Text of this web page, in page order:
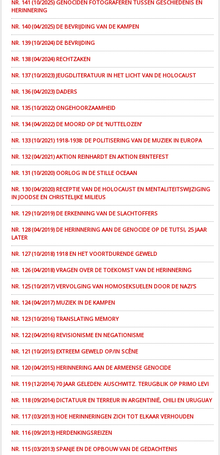
NR. 141 (10/2025) GENOCIDEN FOTOGRAFEREN TUSSEN GESCHIEDENIS EN
HERINNERING
NR. 140 (04/2025) DE BEVRIJDING VAN DE KAMPEN
NR. 139 (10/2024) DE BEVRIJDING
NR. 138 (04/2024) RECHTZAKEN
NR. 137 (10/2023) JEUGDLITERATUUR IN HET LICHT VAN DE HOLOCAUST
NR. 136 (04/2023) DADERS
NR. 135 (10/2022) ONGEHOORZAAMHEID
NR. 134 (04/2022) DE MOORD OP DE ‘NUTTELOZEN’
NR. 133 (10/2021) 1918-1938: DE POLITISERING VAN DE MUZIEK IN EUROPA
NR. 132 (04/2021) AKTION REINHARDT EN AKTION ERNTEFEST
NR. 131 (10/2020) OORLOG IN DE STILLE OCEAAN
NR. 130 (04/2020) RECEPTIE VAN DE HOLOCAUST EN MENTALITEITSWIJZIGING
IN JOODSE EN CHRISTELIJKE MILIEUS
NR. 129 (10/2019) DE ERKENNING VAN DE SLACHTOFFERS
NR. 128 (04/2019) DE HERINNERING AAN DE GENOCIDE OP DE TUTSI, 25 JAAR
LATER
NR. 127 (10/2018) 1918 EN HET VOORTDURENDE GEWELD
NR. 126 (04/2018) VRAGEN OVER DE TOEKOMST VAN DE HERINNERING
NR. 125 (10/2017) VERVOLGING VAN HOMOSEKSUELEN DOOR DE NAZI'S
NR. 124 (04/2017) MUZIEK IN DE KAMPEN
NR. 123 (10/2016) TRANSLATING MEMORY
NR. 122 (04/2016) REVISIONISME EN NEGATIONISME
NR. 121 (10/2015) EXTREEM GEWELD OP/IN SCÈNE
NR. 120 (04/2015) HERINNERING AAN DE ARMEENSE GENOCIDE
NR. 119 (12/2014) 70 JAAR GELEDEN: AUSCHWITZ. TERUGBLIK OP PRIMO LEVI
NR. 118 (09/2014) DICTATUUR EN TERREUR IN ARGENTINIË, CHILI EN URUGUAY
NR. 117 (03/2013) HOE HERINNERINGEN ZICH TOT ELKAAR VERHOUDEN
NR. 116 (09/2013) HERDENKINGSREIZEN
NR. 115 (03/2013) SPANJE EN DE OPBOUW VAN DE GEDACHTENIS